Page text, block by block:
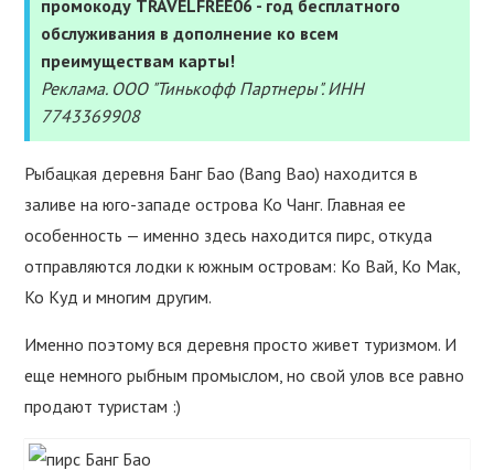
ПОДДЕРЖАТЬ
промокоду TRAVELFREE06 - год бесплатного
обслуживания в дополнение ко всем
преимуществам карты!
Реклама. ООО "Тинькофф Партнеры". ИНН
7743369908
Рыбацкая деревня Банг Бао (Bang Bao) находится в
заливе на юго-западе острова Ко Чанг. Главная ее
особенность — именно здесь находится пирс, откуда
отправляются лодки к южным островам: Ко Вай, Ко Мак,
Ко Куд и многим другим.
Именно поэтому вся деревня просто живет туризмом. И
еще немного рыбным промыслом, но свой улов все равно
продают туристам :)